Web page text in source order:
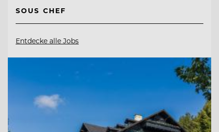
SOUS CHEF
Entdecke alle Jobs